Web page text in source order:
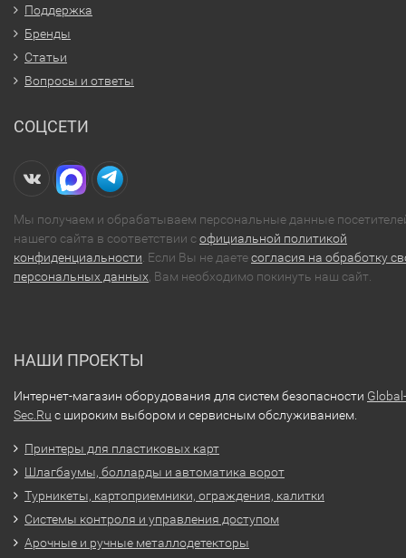
Поддержка
Бренды
Статьи
Вопросы и ответы
СОЦСЕТИ
Мы получаем и обрабатываем персональные данные
нашего сайта в соответствии софициальной политикой
конфиденциальности . Если Вы не даетесогласия на обработку
персональных данных , Вам необходимо покинуть наш сайт.
НАШИ ПРОЕКТЫ
Интернет-магазин оборудования для систем безопасности Global-
Sec.Ru с широким выбором и сервисным обслуживанием.
Принтеры для пластиковых карт
Шлагбаумы, болларды и автоматика ворот
Турникеты, картоприемники, ограждения, калитки
Системы контроля и управления доступом
Арочные и ручные металлодетекторы